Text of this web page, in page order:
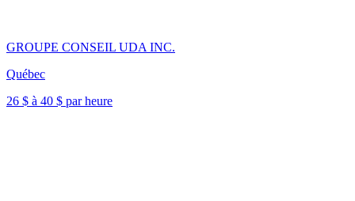
GROUPE CONSEIL UDA INC.
Québec
26 $ à 40 $ par heure